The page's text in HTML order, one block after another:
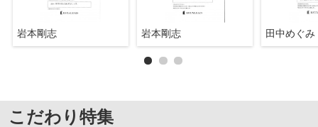
岩本剛志 岩本剛志 田中めぐみ
こだわり特集